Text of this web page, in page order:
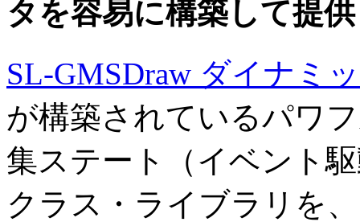
タを容易に構築して提供
SL-GMSDraw ダイナミ
が構築されているパワ
集ステート（イベント
クラス・ライブラリを